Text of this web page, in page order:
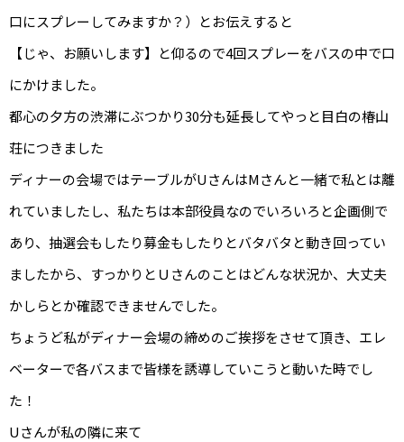
口にスプレーしてみますか？）とお伝えすると
【じゃ、お願いします】と仰るので4回スプレーをバスの中で口
にかけました。
都心の夕方の渋滞にぶつかり30分も延長してやっと目白の椿山
荘につきました
ディナーの会場ではテーブルがUさんはMさんと一緒で私とは離
れていましたし、私たちは本部役員なのでいろいろと企画側で
あり、抽選会もしたり募金もしたりとバタバタと動き回ってい
ましたから、すっかりとＵさんのことはどんな状況か、大丈夫
かしらとか確認できませんでした。
ちょうど私がディナー会場の締めのご挨拶をさせて頂き、エレ
ベーターで各バスまで皆様を誘導していこうと動いた時でし
た！
Uさんが私の隣に来て